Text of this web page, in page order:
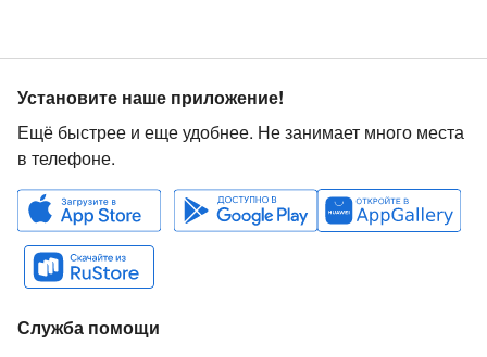
Установите наше приложение!
Ещё быстрее и еще удобнее. Не занимает много места
в телефоне.
Служба помощи